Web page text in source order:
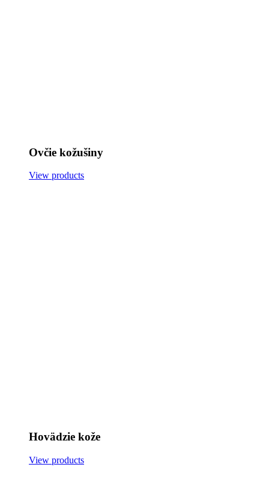
Ovčie kožušiny
View products
Hovädzie kože
View products